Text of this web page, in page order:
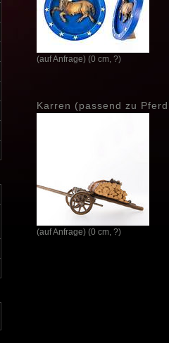
(auf Anfrage) (0 cm, ?)
Karren (passend zu
(auf Anfrage) (0 cm, ?)